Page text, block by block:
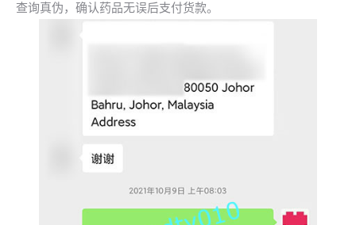
查询真伪，确认药品无误后支付货款。